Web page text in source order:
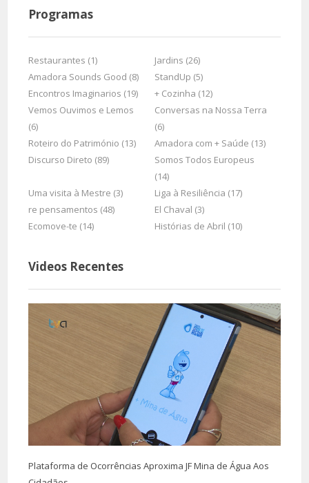
Programas
Restaurantes (1)
Jardins (26)
Amadora Sounds Good (8)
StandUp (5)
Encontros Imaginarios (19)
+ Cozinha (12)
Vemos Ouvimos e Lemos
(6)
Conversas na Nossa Terra
(6)
Roteiro do Património (13)
Amadora com + Saúde (13)
Discurso Direto (89)
Somos Todos Europeus
(14)
Uma visita à Mestre (3)
Liga à Resiliência (17)
re pensamentos (48)
El Chaval (3)
Ecomove-te (14)
Histórias de Abril (10)
Videos Recentes
Plataforma de Ocorrências Aproxima JF Mina de Água Aos